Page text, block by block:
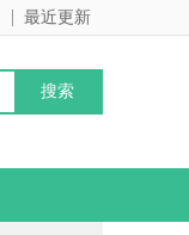
最近更新